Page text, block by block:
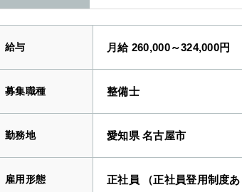
給与 月給 260,000～324,000円
募集職種 整備士
勤務地 愛知県 名古屋市
雇用形態 正社員 （正社員登用制度